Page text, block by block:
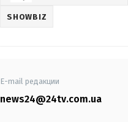
SHOWBIZ
E-mail редакции
news24@24tv.com.ua